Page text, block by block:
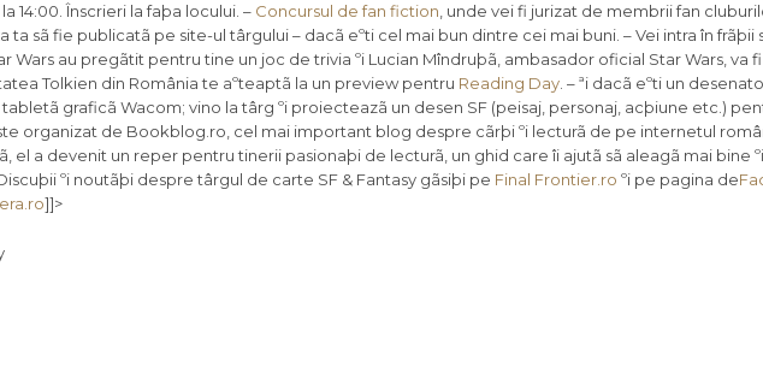
14:00. Înscrieri la faþa locului. – Concursul de fan fiction , unde vei fi jurizat de membrii fan
ta sã fie publicatã pe site-ul târgului – dacã eºti cel mai bun dintre cei mai buni. – Vei intra în frãþii
Wars au pregãtit pentru tine un joc de trivia ºi Lucian Mîndruþã, ambasador oficial Star Wars, va
Tolkien din România te aºteaptã la un preview pentru Reading Day . – ªi dacã eºti un
graficã Wacom; vino la târg ºi proiecteazã un desen SF (peisaj, personaj, acþiune etc.)
organizat de Bookblog.ro, cel mai important blog despre cãrþi ºi lecturã de pe internetul
el a devenit un reper pentru tinerii pasionaþi de lecturã, un ghid care îi ajutã sã aleagã mai bine
ºi noutãþi despre târgul de carte SF & Fantasy gãsiþi pe Final Frontier.ro ºi pe pagina de
]]>